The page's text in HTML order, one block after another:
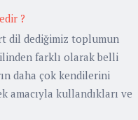
?
dil dediğimiz toplumun
farklı olarak belli
daha çok kendilerini
amacıyla kullandıkları ve